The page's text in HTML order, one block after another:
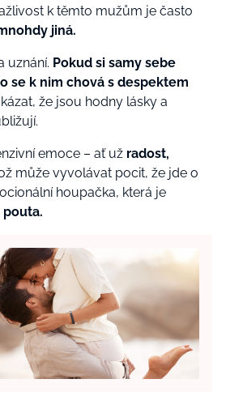
k těmto mužům je často
jiná.
uznání. Pokud si samy sebe
se k nim chová s despektem
že jsou hodny lásky a
emoce – ať už radost,
může vyvolávat pocit, že jde o
houpačka, která je